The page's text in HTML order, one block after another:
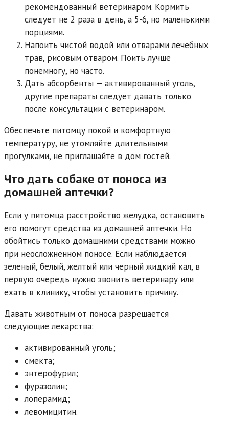
рекомендованный ветеринаром. Кормить
следует не 2 раза в день, а 5-6, но маленькими
порциями.
Напоить чистой водой или отварами лечебных
трав, рисовым отваром. Поить лучше
понемногу, но часто.
Дать абсорбенты — активированный уголь,
другие препараты следует давать только
после консультации с ветеринаром.
Обеспечьте питомцу покой и комфортную
температуру, не утомляйте длительными
прогулками, не приглашайте в дом гостей.
Что дать собаке от поноса из
домашней аптечки?
Если у питомца расстройство желудка, остановить
его помогут средства из домашней аптечки. Но
обойтись только домашними средствами можно
при неосложненном поносе. Если наблюдается
зеленый, белый, желтый или черный жидкий кал, в
первую очередь нужно звонить ветеринару или
ехать в клинику, чтобы установить причину.
Давать животным от поноса разрешается
следующие лекарства:
активированный уголь;
смекта;
энтерофурил;
фуразолин;
лоперамид;
левомицитин.